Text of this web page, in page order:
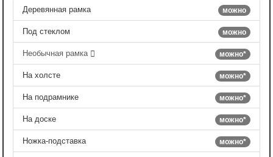
можно
Деревянная рамка
можно
Под стеклом
можно*
Необычная рамка
можно*
На холсте
можно*
На подрамнике
можно*
На доске
можно*
Ножка-подставка